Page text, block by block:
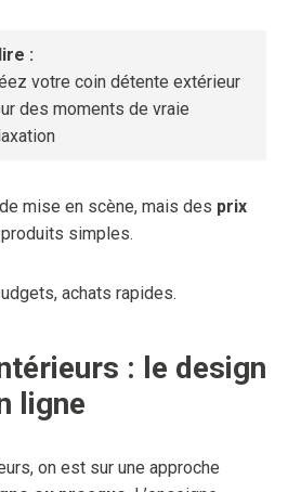
:
votre coin détente extérieur
des moments de vraie
mise en scène, mais des prix
simples.
achats rapides.
: le design
ligne
on est sur une approche